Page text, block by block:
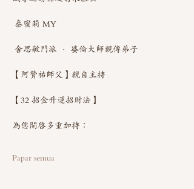
泰蜜莉 MY
舍思敏門派 · 婆倫大師親傳弟子
【阿贊祐師父】親自主持
【32 招金升運招財法】
為您開啟多重加持：
Papar semua